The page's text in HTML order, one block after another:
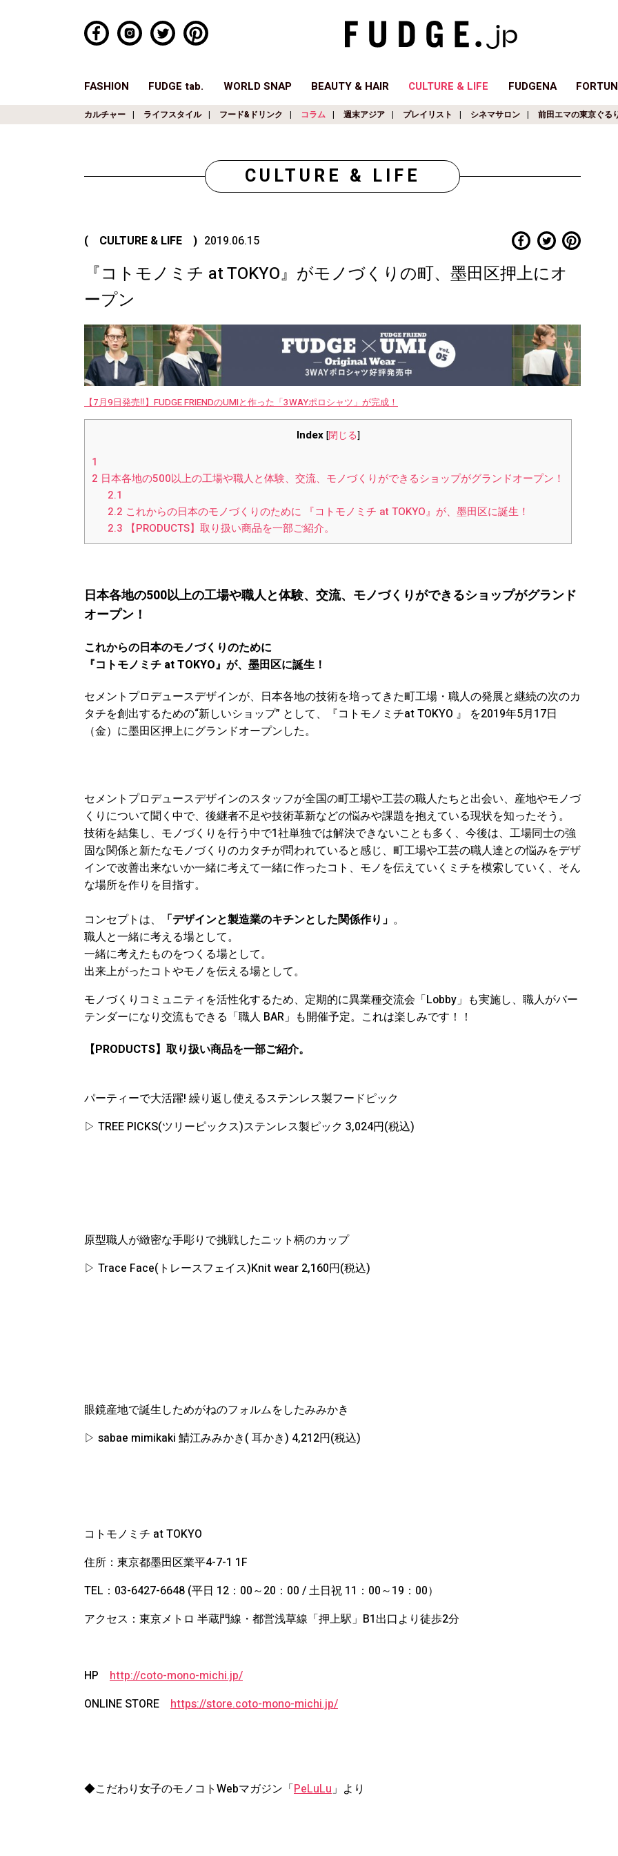
FASHION FUDGE tab. WORLD SNAP BEAUTY & HAIR CULTURE & LIFE FUDGENA
カルチャー ライフスタイル フード&ドリンク コラム 週末アジア プレイリスト シネマサロン 前田エマの東京ぐる
CULTURE & LIFE
( CULTURE & LIFE ) 2019.06.15
『コトモノミチ at TOKYO』がモノづくりの町、墨田区押上にオ
ープン
【7月9日発売‼︎】FUDGE FRIENDのUMIと作った「3WAYポロシャツ」が完成！
Index [閉じる]
1
2 日本各地の500以上の工場や職人と体験、交流、モノづくりができるショップがグランドオープン！
2.1
2.2 これからの日本のモノづくりのために 『コトモノミチ at TOKYO』が、墨田区に誕生！
2.3 【PRODUCTS】取り扱い商品を一部ご紹介。
日本各地の500以上の工場や職人と体験、交流、モノづくりができるショップがグランド
オープン！
これからの日本のモノづくりのために
『コトモノミチ at TOKYO』が、墨田区に誕生！
セメントプロデュースデザインが、日本各地の技術を培ってきた町工場・職人の発展と継続の次のカ
タチを創出するための“新しいショップ” として、『コトモノミチat TOKYO 』 を2019年5月17日
（金）に墨田区押上にグランドオープンした。
セメントプロデュースデザインのスタッフが全国の町工場や工芸の職人たちと出会い、産地やモノづ
くりについて聞く中で、後継者不足や技術革新などの悩みや課題を抱えている現状を知ったそう。
技術を結集し、モノづくりを行う中で1社単独では解決できないことも多く、今後は、工場同士の強
固な関係と新たなモノづくりのカタチが問われていると感じ、町工場や工芸の職人達との悩みをデザ
インで改善出来ないか一緒に考えて一緒に作ったコト、モノを伝えていくミチを模索していく、そん
な場所を作りを目指す。
コンセプトは、 「デザインと製造業のキチンとした関係作り」 。
職人と一緒に考える場として。
一緒に考えたものをつくる場として。
出来上がったコトやモノを伝える場として。
モノづくりコミュニティを活性化するため、定期的に異業種交流会「Lobby」も実施し、職人がバー
テンダーになり交流もできる「職人 BAR」も開催予定。これは楽しみです！！
【PRODUCTS】取り扱い商品を一部ご紹介。
パーティーで大活躍! 繰り返し使えるステンレス製フードピック
▷ TREE PICKS(ツリーピックス)ステンレス製ピック 3,024円(税込)
原型職人が緻密な手彫りで挑戦したニット柄のカップ
▷ Trace Face(トレースフェイス)Knit wear 2,160円(税込)
眼鏡産地で誕生しためがねのフォルムをしたみみかき
▷ sabae mimikaki 鯖江みみかき( 耳かき) 4,212円(税込)
コトモノミチ at TOKYO
住所：東京都墨田区業平4-7-1 1F
TEL：03-6427-6648 (平日 12：00～20：00 / 土日祝 11：00～19：00）
アクセス：東京メトロ 半蔵門線・都営浅草線「押上駅」B1出口より徒歩2分
HP http://coto-mono-michi.jp/
ONLINE STORE https://store.coto-mono-michi.jp/
◆こだわり女子のモノコトWebマガジン「PeLuLu」より